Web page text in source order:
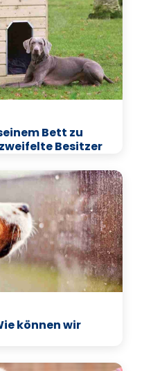
Bett zu
Besitzer
können wir